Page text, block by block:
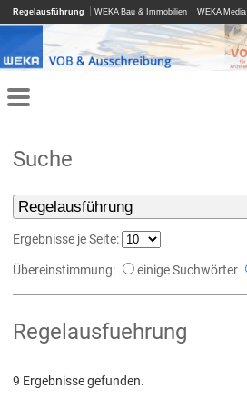
Regelausführung WEKA Bau & Immobilien WEKA Media
Suche
Ergebnisse je Seite:
Übereinstimmung: einige Suchwörter
Regelausfuehrung
9 Ergebnisse gefunden.